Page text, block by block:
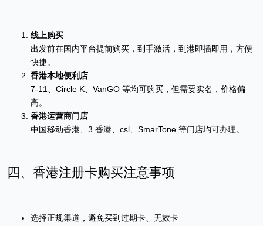
线上购买
出发前在国内平台提前购买，到手激活，到港即插即用，方便
快捷。
香港本地便利店
7-11、Circle K、VanGO 等均可购买，但需要实名，价格偏
高。
香港运营商门店
中国移动香港、3 香港、csl、SmarTone 等门店均可办理。
四、香港注册卡购买注意事项
选择正规渠道，避免买到过期卡、无效卡